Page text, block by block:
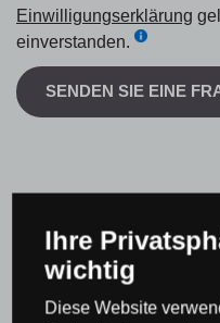
Einwilligungserklärung
einverstanden.
SENDEN SIE EINE
Ihre
wichtig
Diese Website